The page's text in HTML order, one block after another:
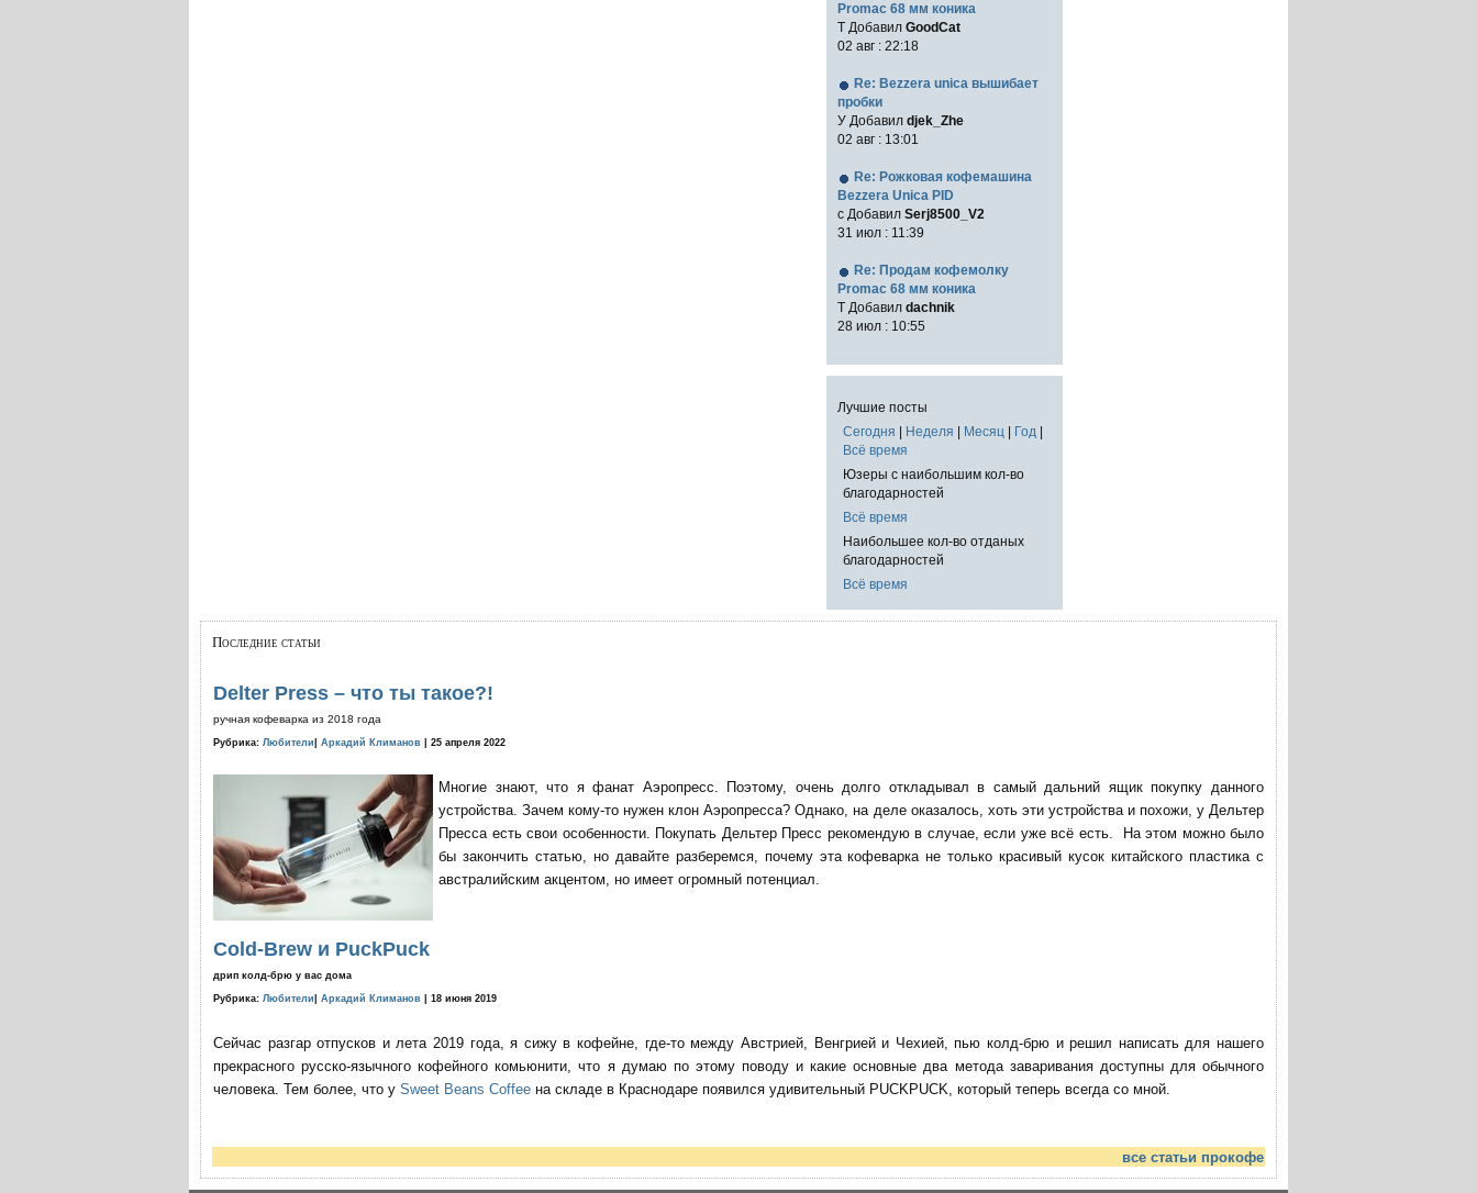
Promac 68 мм коника
T Добавил GoodCat
02 авг : 22:18
Re: Bezzera unica вышибает
пробки
У Добавил djek_Zhe
02 авг : 13:01
Re: Рожковая кофемашина
Bezzera Unica PID
с Добавил Serj8500_V2
31 июл : 11:39
Re: Продам кофемолку
Promac 68 мм коника
T Добавил dachnik
28 июл : 10:55
Лучшие посты
Сегодня | Неделя | Месяц | Год |
Всё время
Юзеры с наибольшим кол-во
благодарностей
Всё время
Наибольшее кол-во отданых
благодарностей
Всё время
Последние статьи
Delter Press – что ты такое?!
ручная кофеварка из 2018 года
Рубрика: Любители Аркадий Климанов | 25 апреля 2022
Многие знают, что я фанат Аэропресс. Поэтому, очень долго откладывал в самый дальний ящик покупку данного
устройства. Зачем кому-то нужен клон Аэропресса? Однако, на деле оказалось, хоть эти устройства и похожи, у Дельтер
Пресса есть свои особенности. Покупать Дельтер Пресс рекомендую в случае, если уже всё есть. На этом можно было
бы закончить статью, но давайте разберемся, почему эта кофеварка не только красивый кусок китайского пластика с
австралийским акцентом, но имеет огромный потенциал.
Cold-Brew и PuckPuck
дрип колд-брю у вас дома
Рубрика: Любители Аркадий Климанов | 18 июня 2019
Сейчас разгар отпусков и лета 2019 года, я сижу в кофейне, где-то между Австрией, Венгрией и Чехией, пью колд-брю и решил написать для нашего
прекрасного русско-язычного кофейного комьюнити, что я думаю по этому поводу и какие основные два метода заваривания доступны для обычного
человека. Тем более, что у Sweet Beans Coffee на складе в Краснодаре появился удивительный PUCKPUCK, который теперь всегда со мной.
все статьи прокофе